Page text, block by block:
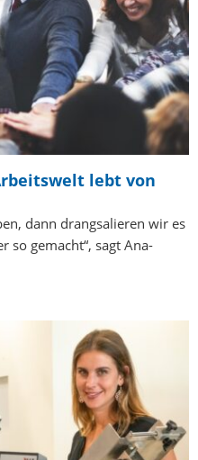
lebt von
dann drangsalieren wir es
so gemacht“, sagt Ana-